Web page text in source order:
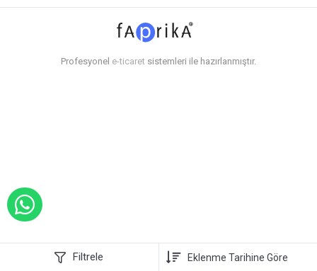
Filtrele
Profesyonel e-ticaret sistemleri ile hazırlanmıştır.